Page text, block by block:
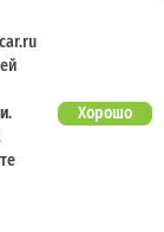
Есть предложение?
.
Хорошо